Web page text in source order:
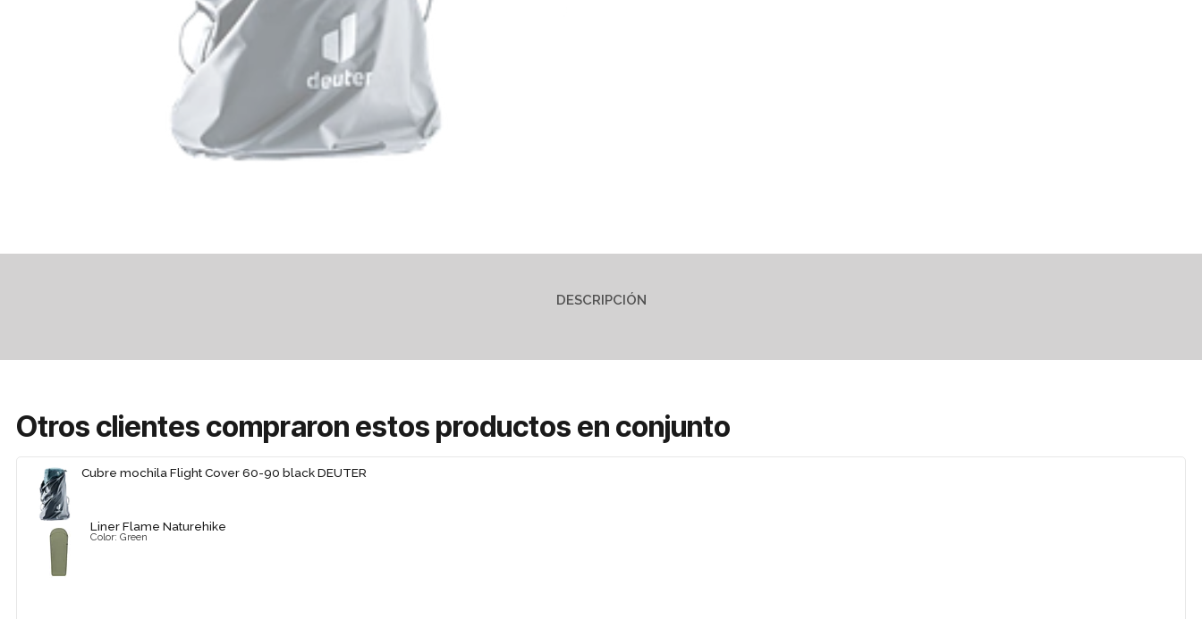
DESCRIPCIÓN
Otros clientes compraron estos productos en conjunto
Cubre mochila Flight Cover 60-90 black DEUTER
Liner Flame Naturehike
Color: Green